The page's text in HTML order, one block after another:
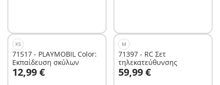
XS
71517 - PLAYMOBIL Color:
Εκπαίδευση σκύλων
12,99 €
Στο καλάθι
M
71397 - RC Σετ
τηλεκατεύθυνσης
59,99 €
Στο καλάθι